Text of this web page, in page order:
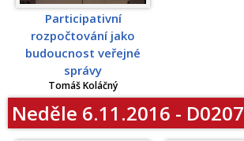
Participativní
rozpočtování jako
budoucnost veřejné
správy
Tomáš Koláčný
Neděle 6.11.2016 - D0207